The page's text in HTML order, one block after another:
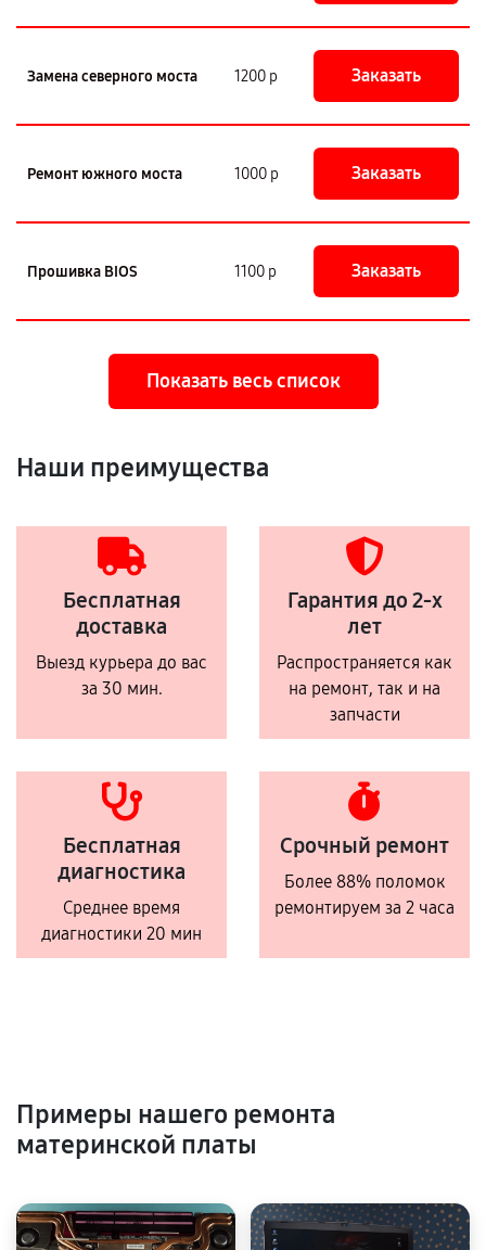
Замена северного моста 1200 р Заказать
Ремонт южного моста 1000 р Заказать
Прошивка BIOS 1100 р Заказать
Показать весь список
Наши преимущества
Бесплатная
доставка
Выезд курьера до вас
за 30 мин.
Гарантия до 2-х
лет
Распространяется как
на ремонт, так и на
запчасти
Бесплатная
диагностика
Среднее время
диагностики 20 мин
Срочный ремонт
Более 88% поломок
ремонтируем за 2 часа
Примеры нашего ремонта
материнской платы